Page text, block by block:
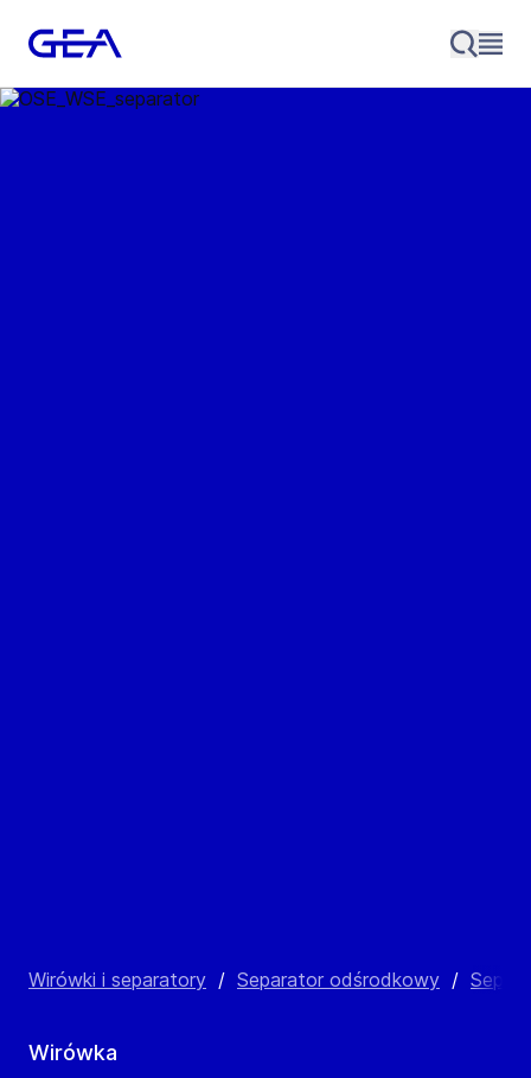
Wirówki i separatory / Separator odśrodkowy /
Wirówka